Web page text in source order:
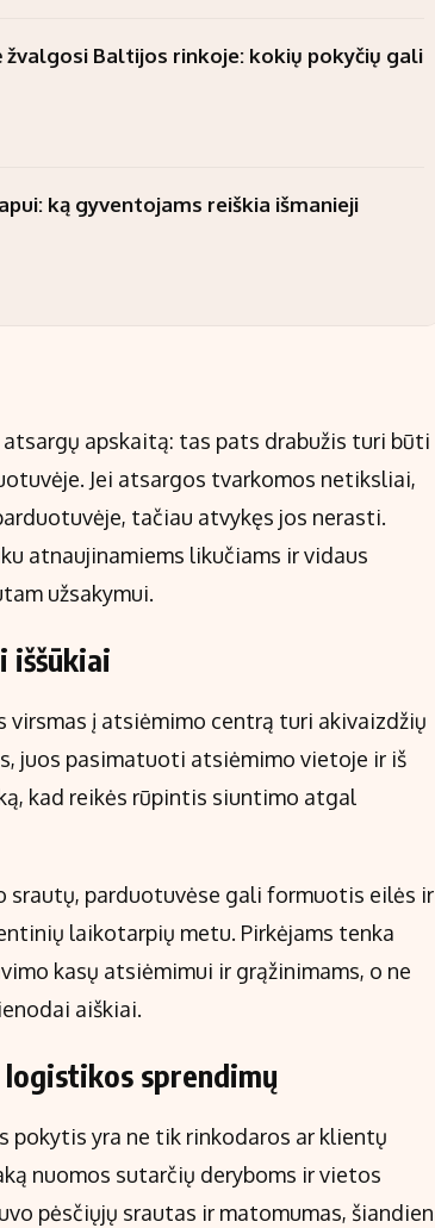
žvalgosi Baltijos rinkoje: kokių pokyčių gali
ką gyventojams reiškia išmanieji
apskaitą: tas pats drabužis turi būti
Jei atsargos tvarkomos netiksliai,
tačiau atvykęs jos nerasti.
atnaujinamiems likučiams ir vidaus
užsakymui.
iššūkiai
į atsiėmimo centrą turi akivaizdžių
juos pasimatuoti atsiėmimo vietoje ir iš
kad reikės rūpintis siuntimo atgal
srautų, parduotuvėse gali formuotis eilės ir
laikotarpių metu. Pirkėjams tenka
kasų atsiėmimui ir grąžinimams, o ne
aiškiai.
sprendimų
pokytis yra ne tik rinkodaros ar klientų
nuomos sutarčių deryboms ir vietos
pėsčiųjų srautas ir matomumas, šiandien